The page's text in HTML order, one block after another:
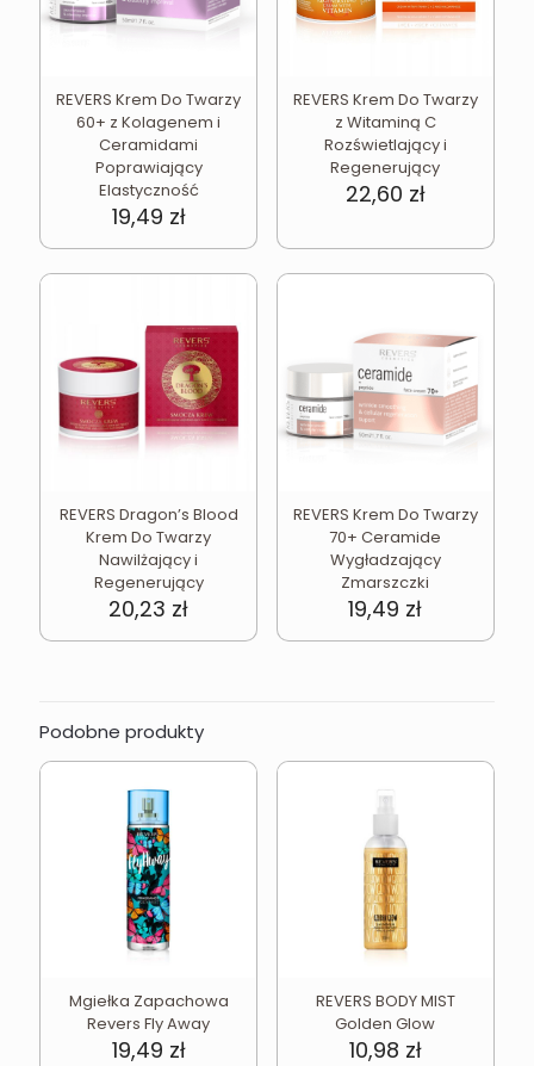
REVERS Krem Do Twarzy
60+ z Kolagenem i
Ceramidami
Poprawiający
Elastyczność
19,49 zł
REVERS Krem Do Twarzy
z Witaminą C
Rozświetlający i
Regenerujący
22,60 zł
REVERS Dragon’s Blood
Krem Do Twarzy
Nawilżający i
Regenerujący
20,23 zł
REVERS Krem Do Twarzy
70+ Ceramide
Wygładzający
Zmarszczki
19,49 zł
Podobne produkty
Mgiełka Zapachowa
Revers Fly Away
19,49 zł
REVERS BODY MIST
Golden Glow
10,98 zł